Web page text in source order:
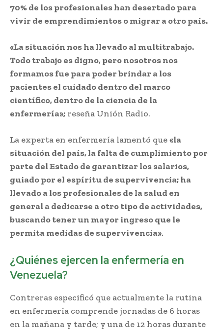
70% de los profesionales han desertado para
vivir de emprendimientos o migrar a otro país.
«La situación nos ha llevado al multitrabajo.
Todo trabajo es digno, pero nosotros nos
formamos fue para poder brindar a los
pacientes el cuidado dentro del marco
científico, dentro de la ciencia de la
enfermería»; reseña Unión Radio.
La experta en enfermería lamentó que«la
situación del país, la falta de cumplimiento por
parte del Estado de garantizar los salarios,
guiado por el espíritu de supervivencia; ha
llevado a los profesionales de la salud en
general a dedicarse a otro tipo de actividades,
buscando tener un mayor ingreso que le
permita medidas de supervivencia».
¿Quiénes ejercen la enfermería en
Venezuela?
Contreras especificó que actualmente la rutina
en enfermería comprende jornadas de 6 horas
en la mañana y tarde; y una de 12 horas durante